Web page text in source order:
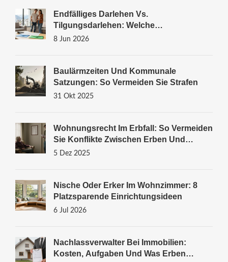
Endfälliges Darlehen Vs.
Tilgungsdarlehen: Welche
Baufinanzierung Passt Zu Dir?
8 Jun 2026
Baulärmzeiten Und Kommunale
Satzungen: So Vermeiden Sie Strafen
31 Okt 2025
Wohnungsrecht Im Erbfall: So Vermeiden
Sie Konflikte Zwischen Erben Und
Wohnberechtigten
5 Dez 2025
Nische Oder Erker Im Wohnzimmer: 8
Platzsparende Einrichtungsideen
6 Jul 2026
Nachlassverwalter Bei Immobilien:
Kosten, Aufgaben Und Was Erben